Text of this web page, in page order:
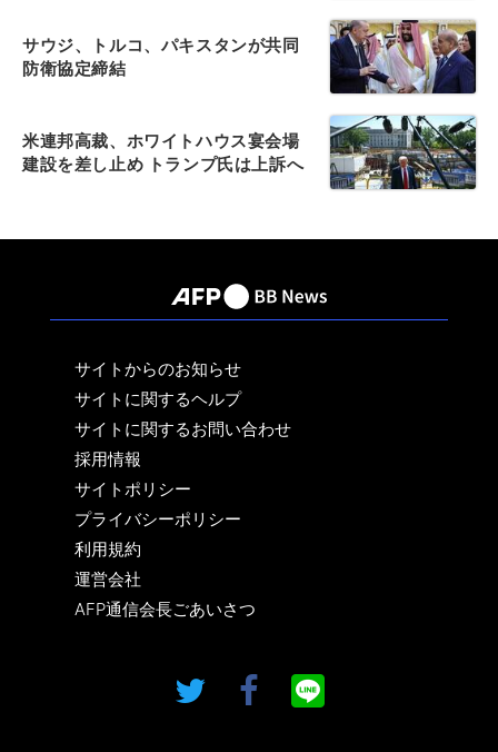
サウジ、トルコ、パキスタンが共同
防衛協定締結
米連邦高裁、ホワイトハウス宴会場
建設を差し止め トランプ氏は上訴へ
サイトからのお知らせ
サイトに関するヘルプ
サイトに関するお問い合わせ
採用情報
サイトポリシー
プライバシーポリシー
利用規約
運営会社
AFP通信会長ごあいさつ